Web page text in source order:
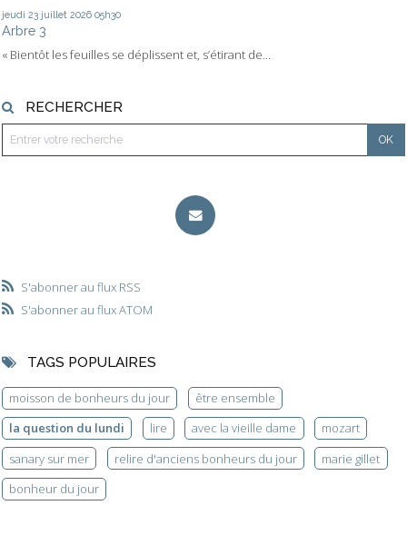
jeudi 23 juillet 2026 05h30
Arbre 3
« Bientôt les feuilles se déplissent et, s’étirant de...
RECHERCHER
S'abonner au flux RSS
S'abonner au flux ATOM
TAGS POPULAIRES
moisson de bonheurs du jour
être ensemble
la question du lundi
lire avec la vieille dame
mozart
sanary sur mer
relire d'anciens bonheurs du jour
marie gillet
bonheur du jour